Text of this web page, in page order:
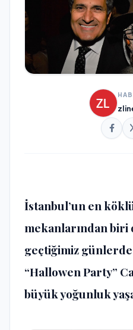
İstanbul’un en
mekanlarından biri
geçtiğimiz
“Hallowen Party”
büyük yoğunluk